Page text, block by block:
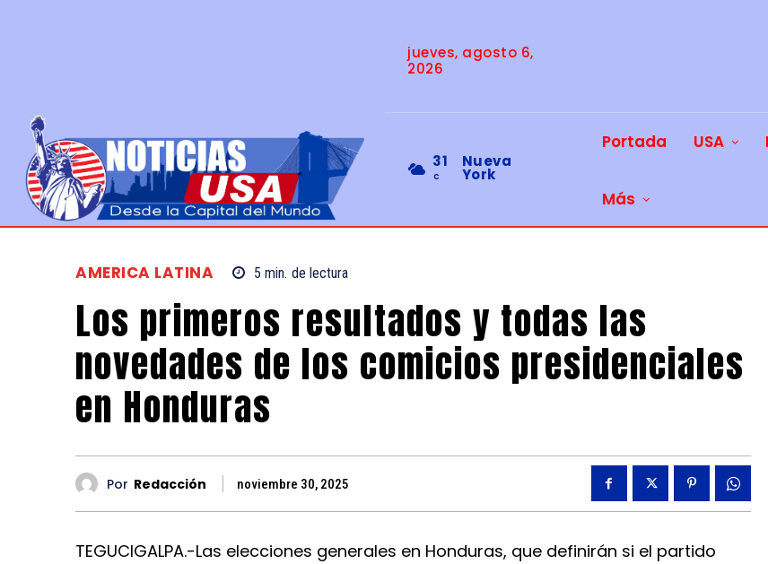
jueves, agosto 6,
2026
31
C
Nueva
York
Portada USA
Más
AMERICA LATINA 5 min. de lectura
Los primeros resultados y todas las
novedades de los comicios presidenciales
en Honduras
Por Redacción noviembre 30, 2025
TEGUCIGALPA.-Las elecciones generales en Honduras, que definirán si el partido